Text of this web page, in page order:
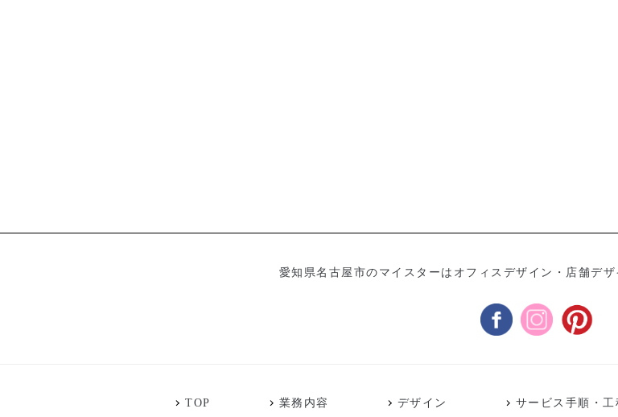
愛知県名古屋市のマイスターはオフィスデザイン・店舗デ
TOP 業務内容 デザイン サービス手順・工